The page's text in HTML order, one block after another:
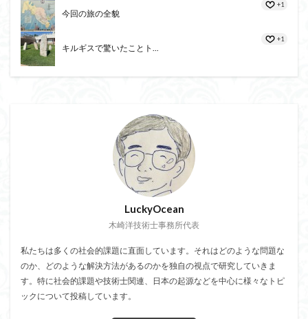
今回の旅の全貌
+1
キルギスで驚いたことト...
+1
LuckyOcean
木崎洋技術士事務所代表
私たちは多くの社会的課題に直面しています。それはどのような問題な
のか、どのような解決方法があるのかを独自の視点で研究していきま
す。特に社会的課題や技術士関連、日本の起源などを中心に様々なトピ
ックについて投稿しています。